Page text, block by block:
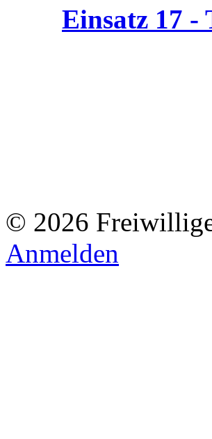
Einsatz 17 -
© 2026
Anmelden